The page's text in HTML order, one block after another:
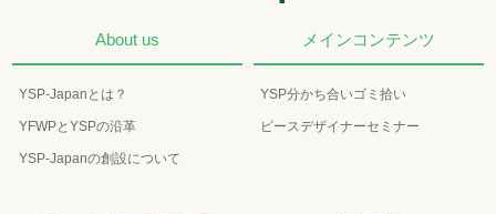
About us
YSP-Japanとは？
YFWPとYSPの沿革
YSP-Japanの創設について
メインコンテンツ
YSP分かち合いゴミ拾い
ピースデザイナーセミナー